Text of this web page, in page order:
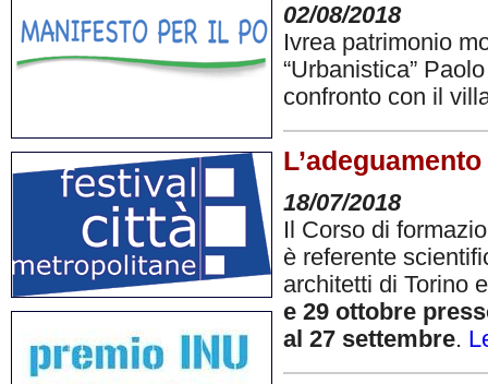
02/08/2018
Ivrea patrimonio
“Urbanistica”
confronto con il
18/07/2018
Il Corso di
è referente
architetti di Torino
e 29 ottobre
al 27 settembre.